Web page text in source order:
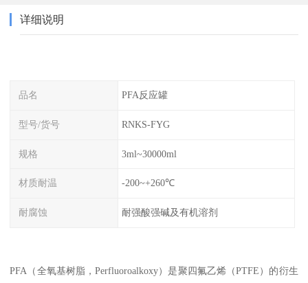
详细说明
品名 PFA反应罐
型号/货号 RNKS-FYG
规格 3ml~30000ml
材质耐温 -200~+260℃
耐腐蚀 耐强酸强碱及有机溶剂
PFA（全氧基树脂，Perfluoroalkoxy）是聚四氟乙烯（PTFE）的衍生